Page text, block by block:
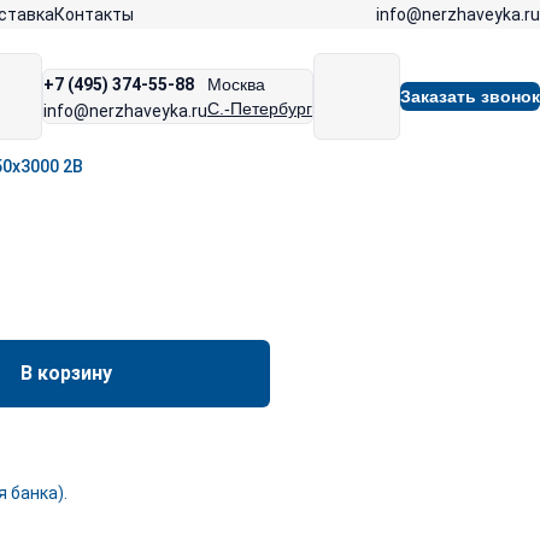
Контакты info@nerzhaveyka.ru
+7 (495) 374-55-88
info@nerzhaveyka.ru
Москва
С.-Петербург
Заказать звонок
2В
В корзину
банка).